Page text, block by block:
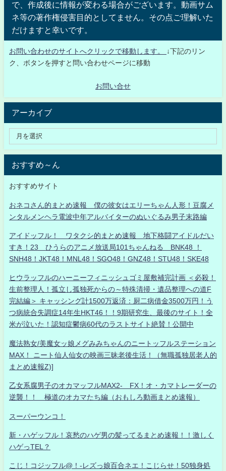
で、作成後に情報が変わる場合がございます。動画サム
ネ等の著作権侵害目的としてません。その点ご理解いた
だけますと幸いです。
お問い合わせのサイトへクリックで移動します。
↓下記のリン
ク、ボタンを押すと問い合わせページに移動
お問い合せ
アーカイブ
おすすめ～ん
おすすめサイト
おネコさん的まとめ速報 僕の彼女はエリーちゃん人形！豆腐メ
ンタルメンヘラ電波中年アルバイターのぬいぐるみ男子末路編
アイドッフル！ ワタクシ的まとめ速報 地下格闘アイドルだい
すき！23 ひうらのアニメ放送局101ちゃんねる BNK48 ！
SNH48！JKT48！MNL48！SGO48！GNZ48！STU48！SKE48
ヒウラッフルのハーニーフィニッシュゴミ屋敷補完計画 ＜必殺！
生前整理人！孤立し孤独死からの～特殊清掃・遺品整理への道F
完結編＞ キャッシング計1500万返済：厨二病借金3500万円！う
つ病統合失調症14年生HKT46！！9期研究生、最後のサイト！全
米が泣いた！認知症鬱病60代のラストサイト絶賛！公開中
魔法熟女/美魔女ッ娘メグみみちゃんのニートッフルステーション
MAX！ ニート仙人仙女の映画三昧老後生活！（無職孤独居老人的
まとめ速報Z)]
乙女系腐男子のオカマッフルMAX2- FX！オ・カマトレーダーの
逆襲！！ 極道のオカマたち編（おもしろ動画まとめ速報）
スーパーウンコ！
新・ハゲッフル！哀愁のハゲ男の髪ってるまとめ速報！！激しく
ハゲっTEL？
こじ！コジッフル@！-レズっ娘百合ネエ！こじらせ！50独身処